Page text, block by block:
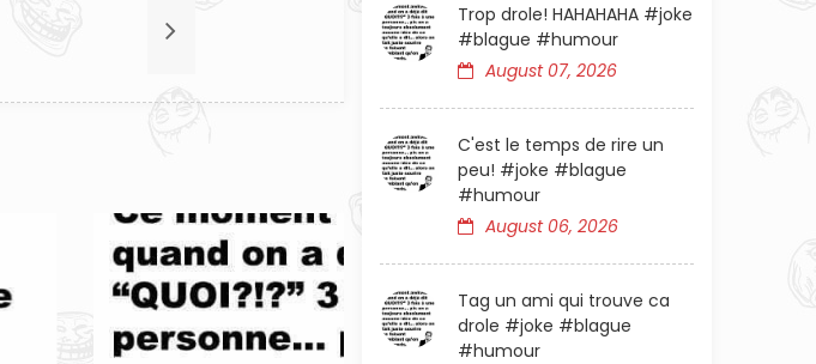
Trop drole! HAHAHAHA #joke
#blague #humour
August 07, 2026
C'est le temps de rire un
peu! #joke #blague
#humour
August 06, 2026
Tag un ami qui trouve ca
drole #joke #blague
#humour